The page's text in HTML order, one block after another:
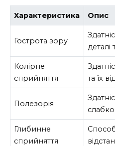
Характеристика Опис
Гострота зору
деталі
Колірне
сприйняття
та їх
Полезорія
Глибинне
сприйняття